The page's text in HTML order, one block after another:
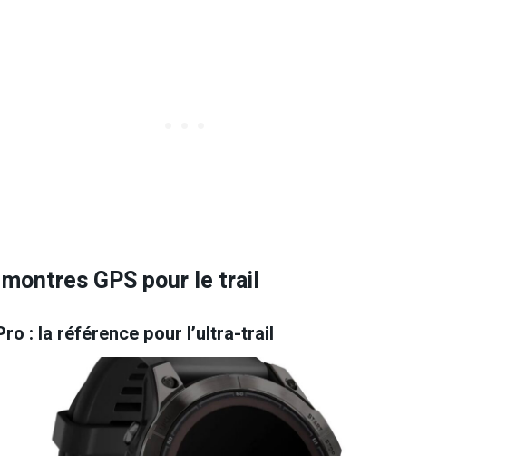
GPS pour le trail
: la référence pour l’ultra-trail